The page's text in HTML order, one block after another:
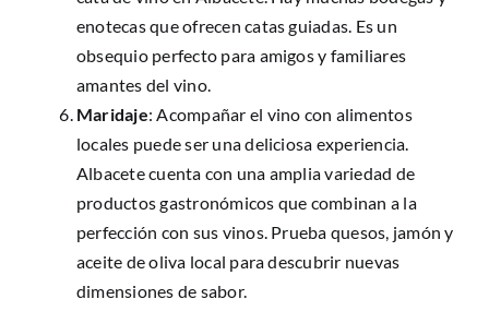
enotecas que ofrecen catas guiadas. Es un
obsequio perfecto para amigos y familiares
amantes del vino.
Maridaje: Acompañar el vino con alimentos
locales puede ser una deliciosa experiencia.
Albacete cuenta con una amplia variedad de
productos gastronómicos que combinan a la
perfección con sus vinos. Prueba quesos, jamón y
aceite de oliva local para descubrir nuevas
dimensiones de sabor.